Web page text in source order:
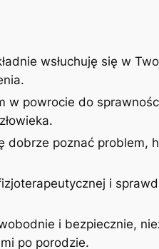
wsłuchuję się w
w powrocie do
dobrze poznać problem,
i
i bezpiecznie,
po porodzie.